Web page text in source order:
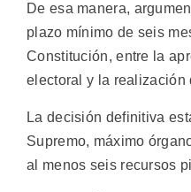
De esa manera,
plazo mínimo de seis
Constitución, entre la
electoral y la realización
La decisión definitiva
Supremo, máximo
al menos seis recursos